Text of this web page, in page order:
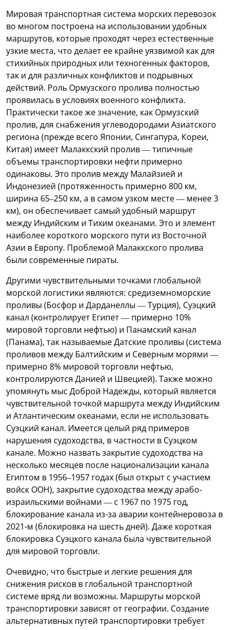
Мировая транспортная система морских перевозок
во многом построена на использовании удобных
маршрутов, которые проходят через естественные
узкие места, что делает ее крайне уязвимой как для
стихийных природных или техногенных факторов,
так и для различных конфликтов и подрывных
действий. Роль Ормузского пролива полностью
проявилась в условиях военного конфликта.
Практически такое же значение, как Ормузский
пролив, для снабжения углеводородами Азиатского
региона (прежде всего Японии, Сингапура, Кореи,
Китая) имеет Малаккский пролив — типичные
объемы транспортировки нефти примерно
одинаковы. Это пролив между Малайзией и
Индонезией (протяженность примерно 800 км,
ширина 65–250 км, а в самом узком месте — менее 3
км), он обеспечивает самый удобный маршрут
между Индийским и Тихим океанами. Это и элемент
наиболее короткого морского пути из Восточной
Азии в Европу. Проблемой Малаккского пролива
были современные пираты.
Другими чувствительными точками глобальной
морской логистики являются: средиземноморские
проливы (Босфор и Дарданеллы — Турция), Суэцкий
канал (контролирует Египет — примерно 10%
мировой торговли нефтью) и Панамский канал
(Панама), так называемые Датские проливы (система
проливов между Балтийским и Северным морями —
примерно 8% мировой торговли нефтью,
контролируются Данией и Швецией). Также можно
упомянуть мыс Доброй Надежды, который является
чувствительной точкой маршрута между Индийским
и Атлантическим океанами, если не использовать
Суэцкий канал. Имеется целый ряд примеров
нарушения судоходства, в частности в Суэцком
канале. Можно назвать закрытие судоходства на
несколько месяцев после национализации канала
Египтом в 1956–1957 годах (был открыт с участием
войск ООН), закрытие судоходства между арабо-
израильскими войнами — с 1967 по 1975 год,
блокирование канала из-за аварии контейнеровоза в
2021-м (блокировка на шесть дней). Даже короткая
блокировка Суэцкого канала была чувствительной
для мировой торговли.
Очевидно, что быстрые и легкие решения для
снижения рисков в глобальной транспортной
системе вряд ли возможны. Маршруты морской
транспортировки зависят от географии. Создание
альтернативных путей транспортировки требует